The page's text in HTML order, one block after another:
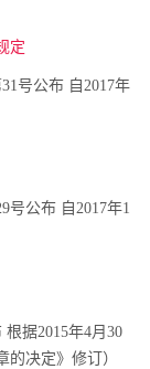
定
号公布 自2017年
号公布 自2017年1
根据2015年4月30
决定》修订）